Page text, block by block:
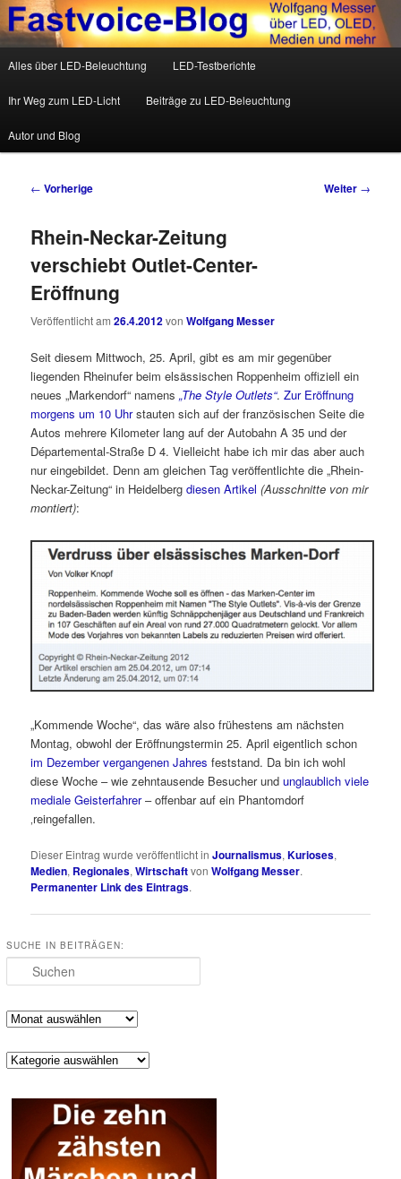
Fastvoice-Blog
Wolfgang Messer über LED, OLED, Medien und mehr
Zum Inhalt wechseln
Zum sekundären Inhalt wechseln
Alles über LED-Beleuchtung LED-Testberichte
Ihr Weg zum LED-Licht Beiträge zu LED-Beleuchtung
Autor und Blog
Beitrags-Navigation
← Vorherige Weiter →
Rhein-Neckar-Zeitung
verschiebt Outlet-Center-
Eröffnung
Veröffentlicht am26.4.2012vonWolfgang Messer
Seit diesem Mittwoch, 25. April, gibt es am mir gegenüber
liegenden Rheinufer beim elsässischen Roppenheim offiziell ein
neues „Markendorf“ namens„The Style Outlets“.Zur Eröffnung
morgens um 10 Uhrstauten sich auf der französischen Seite die
Autos mehrere Kilometer lang auf der Autobahn A 35 und der
Départemental-Straße D 4. Vielleicht habe ich mir das aber auch
nur eingebildet. Denn am gleichen Tag veröffentlichte die „Rhein-
Neckar-Zeitung“ in Heidelbergdiesen Artikel (Ausschnitte von mir
montiert):
„Kommende Woche“, das wäre also frühestens am nächsten
Montag, obwohl der Eröffnungstermin 25. April eigentlich schon
im Dezember vergangenen Jahres feststand. Da bin ich wohl
diese Woche – wie zehntausende Besucher undunglaublich viele
mediale Geisterfahrer– offenbar auf ein Phantomdorf
‚reingefallen.
Dieser Eintrag wurde veröffentlicht inJournalismus,Kurioses,
Medien, Regionales,WirtschaftvonWolfgang Messer.
Permanenter Link des Eintrags.
SUCHE IN BEITRÄGEN:
Suchen